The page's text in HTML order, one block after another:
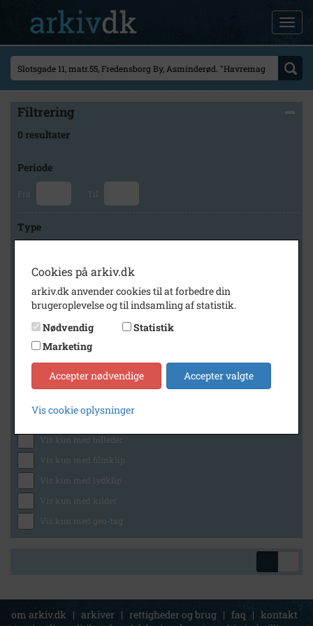
Filtrering
0 resultater
Periode
Fra Til
Type
Arkiv
Fredensborg
Generelt
Vis kun med billeder
Vis kun med filmklip
Vis kun med lydklip
Vis kun med kilder
Vis kun med geo-tag
om arkiv.dk | arkiver | rettigheder og brug | faq | kontakt
Cookies på arkiv.dk
arkiv.dk anvender cookies til at forbedre din
brugeroplevelse og til indsamling af statistik.
Nødvendig
Statistik
Marketing
Accepter nødvendige Accepter valgte
Vis cookie oplysninger